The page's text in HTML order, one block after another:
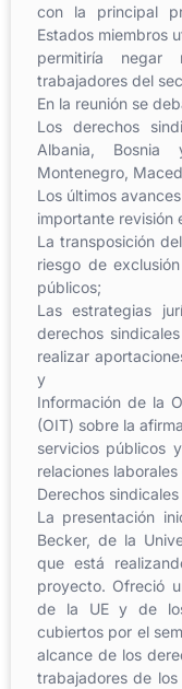
con la principal
Estados miembros
permitiría negar
trabajadores del
En la reunión se
Los derechos
Albania, Bosnia
Montenegro,
Los últimos
importante revisión
La transposición
riesgo de
públicos;
Las estrategias
derechos
realizar
y
Información de la
(OIT) sobre la
servicios públicos
relaciones
Derechos
La presentación
Becker, de la
que está
proyecto. Ofreció
de la UE y de
cubiertos por el
alcance de los
trabajadores de